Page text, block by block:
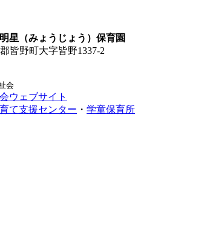
星（みょうじょう）保育園
皆野町大字皆野1337-2
会
ウェブサイト
て支援センター ・ 学童保育所